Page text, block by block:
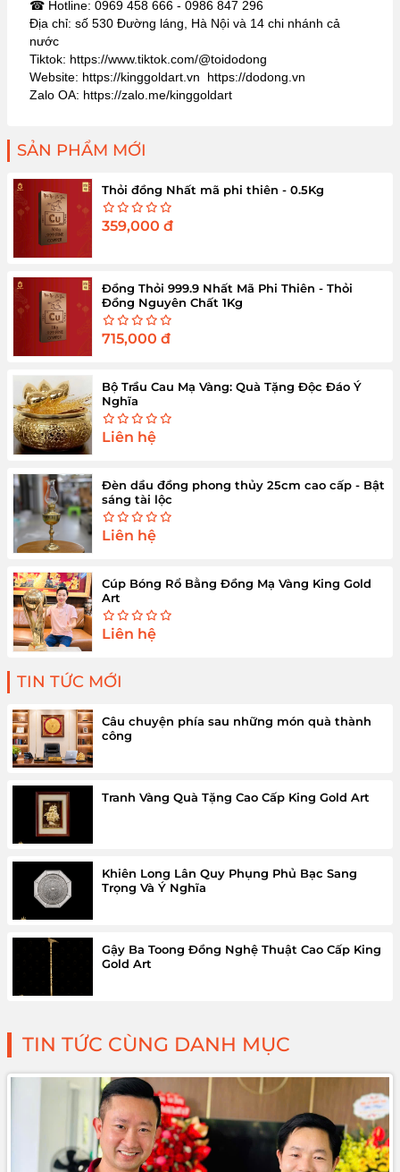
☎ Hotline: 0969 458 666 - 0986 847 296
Địa chỉ: số 530 Đường láng, Hà Nội và 14 chi nhánh cả
nước
Tiktok: https://www.tiktok.com/@toidodong
Website: https://kinggoldart.vn https://dodong.vn
Zalo OA: https://zalo.me/kinggoldart
SẢN PHẨM MỚI
Thỏi đồng Nhất mã phi thiên - 0.5Kg
359,000 đ
Đồng Thỏi 999.9 Nhất Mã Phi Thiên - Thỏi
Đồng Nguyên Chất 1Kg
715,000 đ
Bộ Trầu Cau Mạ Vàng: Quà Tặng Độc Đáo Ý
Nghĩa
Liên hệ
Đèn dầu đồng phong thủy 25cm cao cấp - Bật
sáng tài lộc
Liên hệ
Cúp Bóng Rổ Bằng Đồng Mạ Vàng King Gold
Art
Liên hệ
TIN TỨC MỚI
Câu chuyện phía sau những món quà thành
công
Tranh Vàng Quà Tặng Cao Cấp King Gold Art
Khiên Long Lân Quy Phụng Phủ Bạc Sang
Trọng Và Ý Nghĩa
Gậy Ba Toong Đồng Nghệ Thuật Cao Cấp King
Gold Art
TIN TỨC CÙNG DANH MỤC